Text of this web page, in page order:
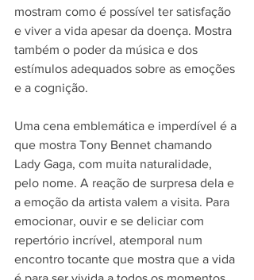
mostram como é possível ter satisfação
e viver a vida apesar da doença. Mostra
também o poder da música e dos
estímulos adequados sobre as emoções
e a cognição.
Uma cena emblemática e imperdível é a
que mostra Tony Bennet chamando
Lady Gaga, com muita naturalidade,
pelo nome. A reação de surpresa dela e
a emoção da artista valem a visita. Para
emocionar, ouvir e se deliciar com
repertório incrível, atemporal num
encontro tocante que mostra que a vida